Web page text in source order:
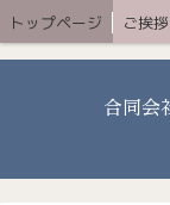
トップページ ご挨拶
お知らせ 〜ブログ〜
合同会